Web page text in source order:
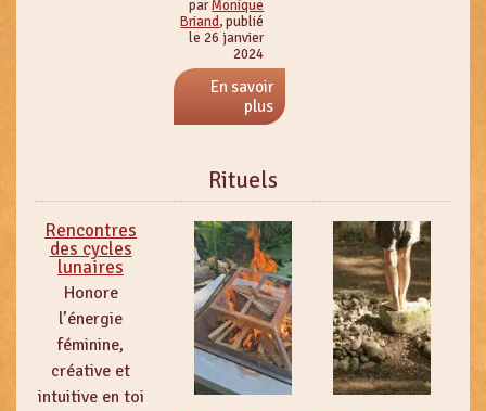
parMonique
Briand, publié
le 26 janvier
2024
En savoir
plus
Rituels
Rencontres
des cycles
lunaires
Honore
l’énergie
féminine,
créative et
intuitive en toi